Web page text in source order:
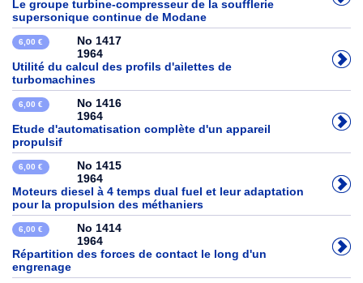
Le groupe turbine-compresseur de la soufflerie
supersonique continue de Modane
6,00 €
No 1417
1964
Utilité du calcul des profils d'ailettes de
turbomachines
6,00 €
No 1416
1964
Etude d'automatisation complète d'un appareil
propulsif
6,00 €
No 1415
1964
Moteurs diesel à 4 temps dual fuel et leur adaptation
pour la propulsion des méthaniers
6,00 €
No 1414
1964
Répartition des forces de contact le long d'un
engrenage